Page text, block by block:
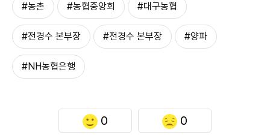
#농촌 #농협중앙회 #대구농협
#전경수 본부장 #전경수 본부장 #양파
#NH농협은행
0 0